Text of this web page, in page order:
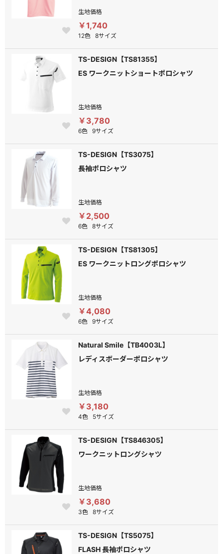
生地価格
￥1,740
12色 8サイズ
TS-DESIGN【TS81355】
ES ワークニットショートポロシャツ
生地価格
￥3,780
6色 9サイズ
TS-DESIGN【TS3075】
長袖ポロシャツ
生地価格
￥2,500
6色 8サイズ
TS-DESIGN【TS81305】
ES ワークニットロングポロシャツ
生地価格
￥4,080
6色 9サイズ
Natural Smile【TB4003L】
レディスボーダーポロシャツ
生地価格
￥3,180
4色 5サイズ
TS-DESIGN【TS846305】
ワークニットロングシャツ
生地価格
￥3,680
3色 8サイズ
TS-DESIGN【TS5075】
FLASH 長袖ポロシャツ